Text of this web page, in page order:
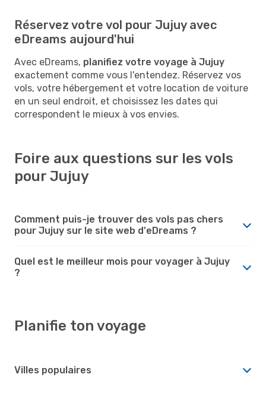
Réservez votre vol pour Jujuy avec
eDreams aujourd'hui
Avec eDreams, planifiez votre voyage à Jujuy
exactement comme vous l'entendez. Réservez vos
vols, votre hébergement et votre location de voiture
en un seul endroit, et choisissez les dates qui
correspondent le mieux à vos envies.
Foire aux questions sur les vols
pour Jujuy
Comment puis-je trouver des vols pas chers
pour Jujuy sur le site web d'eDreams ?
Quel est le meilleur mois pour voyager à Jujuy
?
Planifie ton voyage
Villes populaires